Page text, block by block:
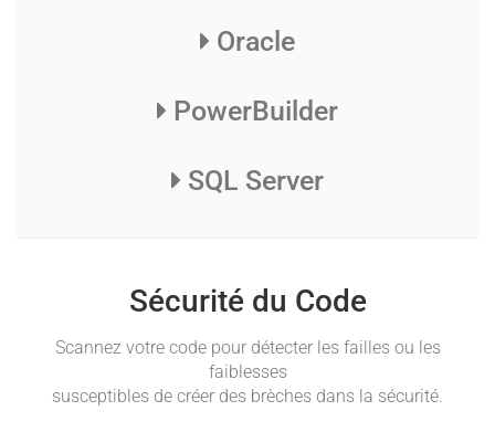
Oracle
PowerBuilder
SQL Server
Sécurité du Code
Scannez votre code pour détecter les failles ou les
faiblesses
susceptibles de créer des brèches dans la sécurité.